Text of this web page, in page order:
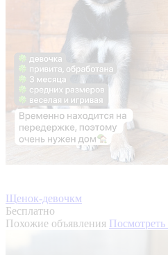
Щенок-девочкм
Бесплатно
Похожие объявления Посмотреть